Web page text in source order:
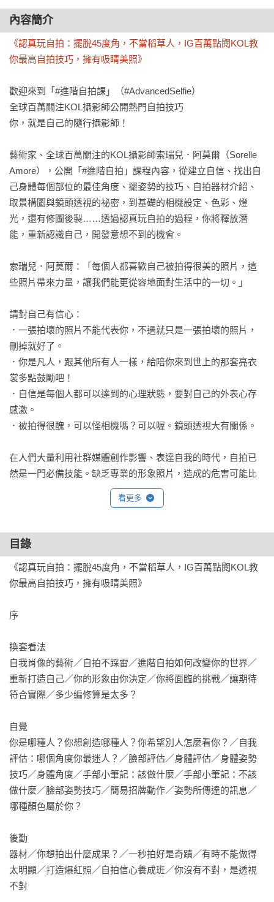
內容簡介
《認真玩自拍：擺脫45度角，不當稻草人，IG百萬點閱KOL教
你最高自拍技巧，擁有吸睛美照》
歡迎來到「#進階自拍課」（#AdvancedSelfie）
全球百萬關注KOL攝影師公開熱門自拍技巧
你，就是自己的隨行攝影師！
藝術家、全球百萬關注的KOL攝影師索瑞兒．阿莫爾（Sorelle
Amore），公開「#進階自拍」課程內容，從建立自信、找出自
己身體每個部位的最佳角度、擺姿勢的技巧、自拍器材介紹、
取景構圖與鏡頭透視的祕密，到基礎的相機設定、色彩、燈
光，還有修圖後製……透過認真玩自拍的過程，你將釋放潛
能，重新認識自己，開發意想不到的機會。
索瑞兒．阿莫爾：「每個人都喜歡自己被拍得很美的照片，這
些照片帶來力量，讓我們能更從容地面對生活中的一切。」
請對自己有信心：
．一張拍壞的照片不能代表你，不過就只是一張拍壞的照片，
刪掉就好了。
．你是凡人，跟其他所有人一樣，給陪你來到世上的那套亮衣
裳多點鼓勵吧！
．自信是每個人都可以達到的心理狀態，要對自己的外表心存
感激。
．被拍得很醜，可以怪相機嗎？可以喔。鏡頭透視大有關係。
在人們大量利用社群媒體創作影響、表達自我的時代，自拍已
然是一門必備技能。缺乏專業的形象照片，造成的危害可能比
你以為的更大；相反地，精心拍攝的自我肖像，能使他人用你
希望的觀點來看待你，也能讓你對自己耳目一新，從而建立自
師幫自己拍照，也不見得能拍出自己想要的樣子，學習「#進階
握，留下記憶中的完美一刻。
重新認識自己→審視自己每個部位在鏡頭下的樣子→找到自己
攝影技巧→利用鏡頭特性進一步美化自己→打造你的爆紅照→
拍出有藝術價值的作品→讓自拍融入生活
【隨行推薦】（依姓名首字筆畫順序）
貝克大叔
莊粵盛︱資深攝影人、攝影教師
「本書深入探討進階自拍技法，讀後雖未必都能成為如辛蒂.雪
曼的自拍大師，但可拍出更具深度及創意的人像。」——莊粵
盛
【國際讀者五星好評】
「詳細、清楚易懂的圖文……認真教學的指南，我會將它推薦
給朋友以及攝影社團的同學。適合初學者，除了能讓你確實學
會怎麼把自己拍好，也能學會怎麼把別人拍好。對沒有自信的
看更多
目錄
《認真玩自拍：擺脫45度角，不當稻草人，IG百萬點閱KOL教
你最高自拍技巧，擁有吸睛美照》
序
換套看法
自我肖像的藝術／自拍不踩雷／進階自拍如何改變你的世界／
重新打造自己／你的形象由你決定／你將面臨的挑戰／讓期待
符合實際／多少編修算是太多？
自覺
你是哪種人？你想創造哪種人？你希望別人怎麼看你？／自我
評估：哪個角度你最迷人？／臉部評估／身體評估／身體姿勢
技巧／身體角度／手部小筆記：該做什麼／手部小筆記：不該
做什麼／臉部姿勢技巧／簡易招牌動作／姿勢所傳達的訊息／
哪種顏色屬於你？
後勤
器材／你想拍出什麼成果？／一秒拍好是奇蹟／有時不能做得
太明顯／打造爆紅照／自拍信心養成班／你沒有不對，是透視
不對